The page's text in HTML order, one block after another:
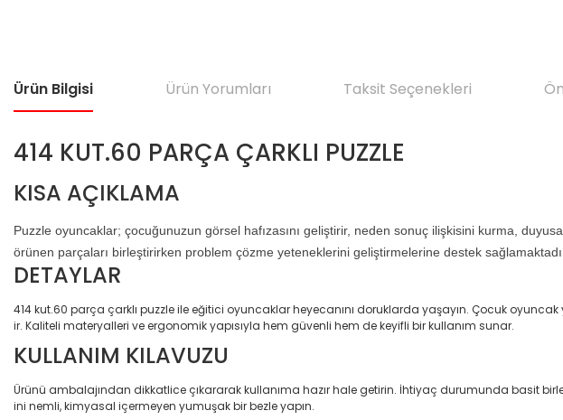
Ürün Bilgisi Ürün Yorumları Taksit Seçenekleri
414 KUT.60 PARÇA ÇARKLI PUZZLE
KISA AÇIKLAMA
Puzzle oyuncaklar; çocuğunuzun görsel hafızasını geliştirir, neden sonuç ilişkisini kurma,
örünen parçaları birleştirirken problem çözme yeteneklerini geliştirmelerine destek
DETAYLAR
414 kut.60 parça çarklı puzzle ile eğitici oyuncaklar heyecanını doruklarda yaşayın. Çocuk
ir. Kaliteli materyalleri ve ergonomik yapısıyla hem güvenli hem de keyifli bir kullanım sunar.
KULLANIM KILAVUZU
Ürünü ambalajından dikkatlice çıkararak kullanıma hazır hale getirin. İhtiyaç durumunda basit
ini nemli, kimyasal içermeyen yumuşak bir bezle yapın.